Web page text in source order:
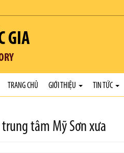
GIA
TRANG CHỦ GIỚI THIỆU TIN TỨC
tâm Mỹ Sơn xưa